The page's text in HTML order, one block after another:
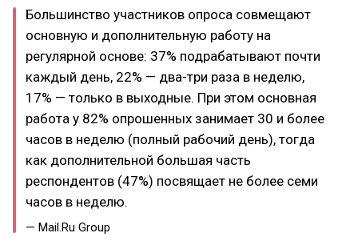
​Большинство участников опроса совмещают
основную и дополнительную работу на
регулярной основе: 37% подрабатывают почти
каждый день, 22% — два-три раза в неделю,
17% — только в выходные. При этом основная
работа у 82% опрошенных занимает 30 и более
часов в неделю (полный рабочий день), тогда
как дополнительной большая часть
респондентов (47%) посвящает не более семи
часов в неделю.
— Mail.Ru Group